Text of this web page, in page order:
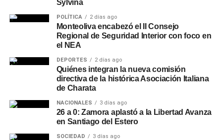
Sylvina
POLÍTICA 2 días ago
Monteoliva encabezó el II Consejo
Regional de Seguridad Interior con foco en
el NEA
DEPORTES 2 días ago
Quiénes integran la nueva comisión
directiva de la histórica Asociación Italiana
de Charata
NACIONALES 3 días ago
26 a 0: Zamora aplastó a la Libertad Avanza
en Santiago del Estero
SOCIEDAD 3 días ago